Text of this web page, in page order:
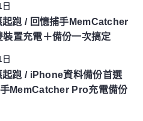
跑 / 回憶捕手MemCatcher
置充電＋備份一次搞定
跑 / iPhone資料備份首選
MemCatcher Pro充電備份